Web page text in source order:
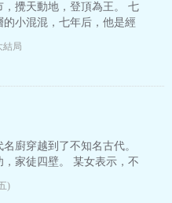
攪天動地，登頂為王。 七
小混混，七年后，他是經
兵王。 因為非法殺人被部
結局
廚穿越到了不知名古代。
家徒四壁。 某女表示，不
廚房，發家致富虐渣忙，
)